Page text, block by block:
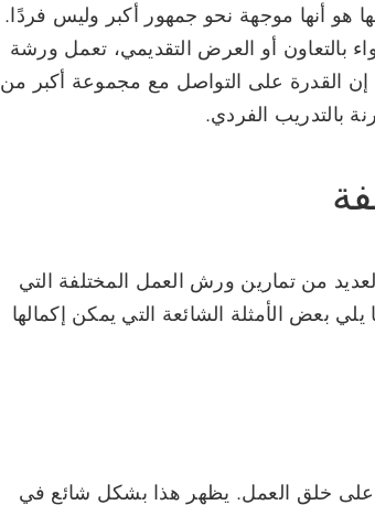
هو أنها موجهة نحو جمهور أكبر وليس فردًا.
أو العرض التقديمي، تعمل ورشة
القدرة على التواصل مع مجموعة أكبر من
بالتدريب الفردي.
من تمارين ورش العمل المختلفة التي
يلي بعض الأمثلة الشائعة التي يمكن إكمالها
خلق العمل. يظهر هذا بشكل شائع في